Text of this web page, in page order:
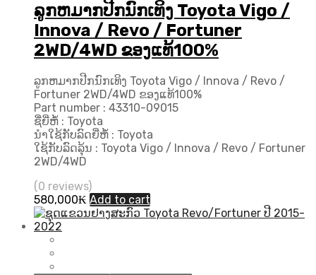
ລູກຫມາກປີກນົກເທິງ Toyota Vigo /
Innova / Revo / Fortuner
2WD/4WD ຂອງແທ້100%
ລູກຫມາກປີກນົກເທິງ Toyota Vigo / Innova / Revo /
Fortuner 2WD/4WD ຂອງແທ້100%
Part number : 43310-09015
ຊື່ຍີ່ຫໍ້ : Toyota
ນຳໃຊ້ກັບລົດຍີ່ຫໍ້ : Toyota
ໃຊ້ກັບລົດລຸ້ນ : Toyota Vigo / Innova / Revo / Fortuner
2WD/4WD
(0 reviews)
580,000₭ Add to cart